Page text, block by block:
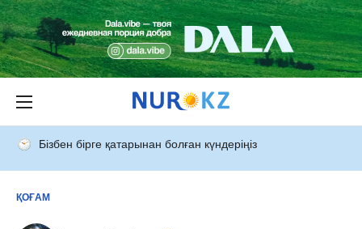
Бізбен бірге қатарынан болған күндеріңіз
ҚОҒАМ